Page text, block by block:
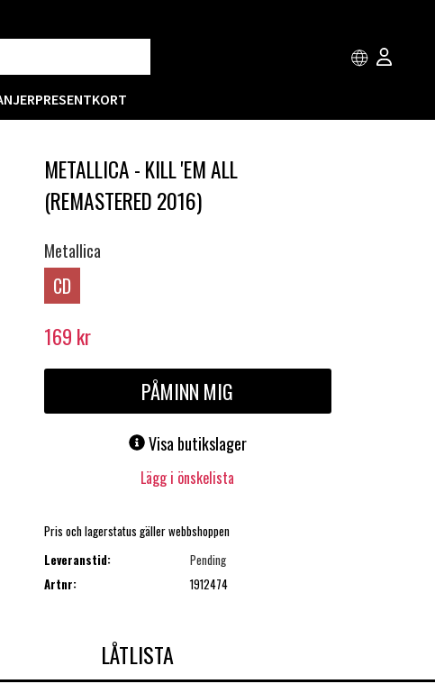
PRESENTKORT
METALLICA - KILL 'EM ALL
(REMASTERED 2016)
Metallica
CD
169 kr
PÅMINN MIG
Visa butikslager
Lägg i önskelista
Pris och lagerstatus gäller webbshoppen
Leveranstid:
Pending
Artnr:
1912474
LÅTLISTA